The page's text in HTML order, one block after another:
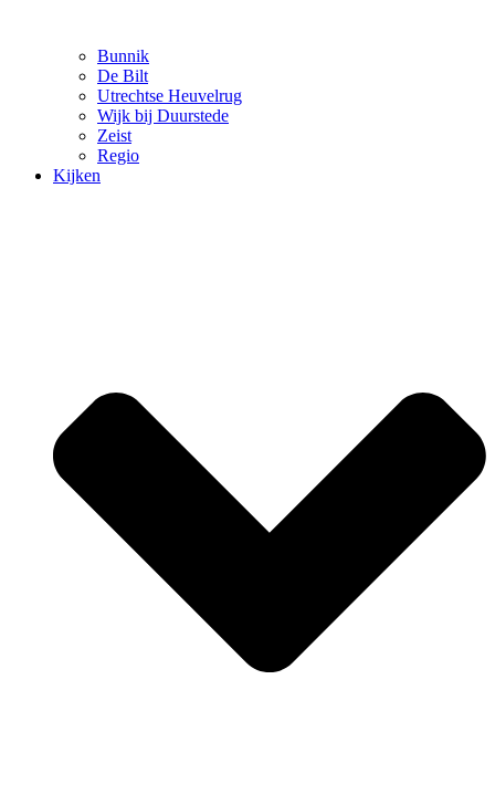
Bunnik
De Bilt
Utrechtse Heuvelrug
Wijk bij Duurstede
Zeist
Regio
Kijken